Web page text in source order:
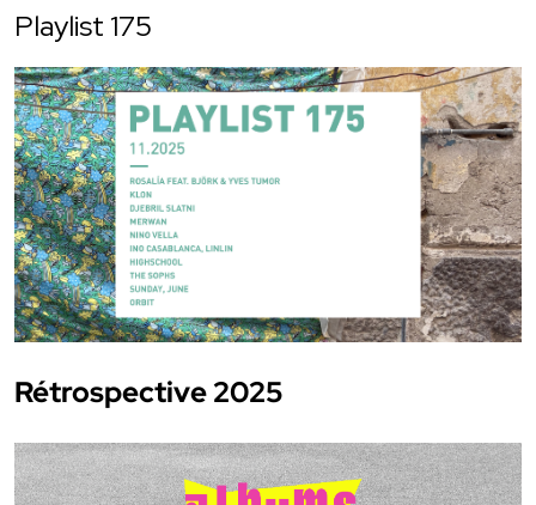
Playlist 175
Rétrospective 2025